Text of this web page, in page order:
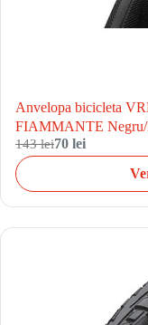
Anvelopa bicicleta
FIAMMANTE Negru/
143 lei70 lei